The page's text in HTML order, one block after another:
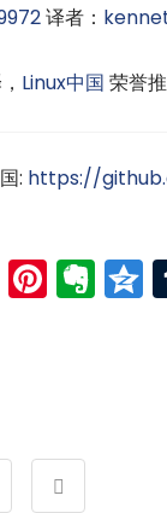
译者：
Linux中国 荣誉
: https://
WeChat